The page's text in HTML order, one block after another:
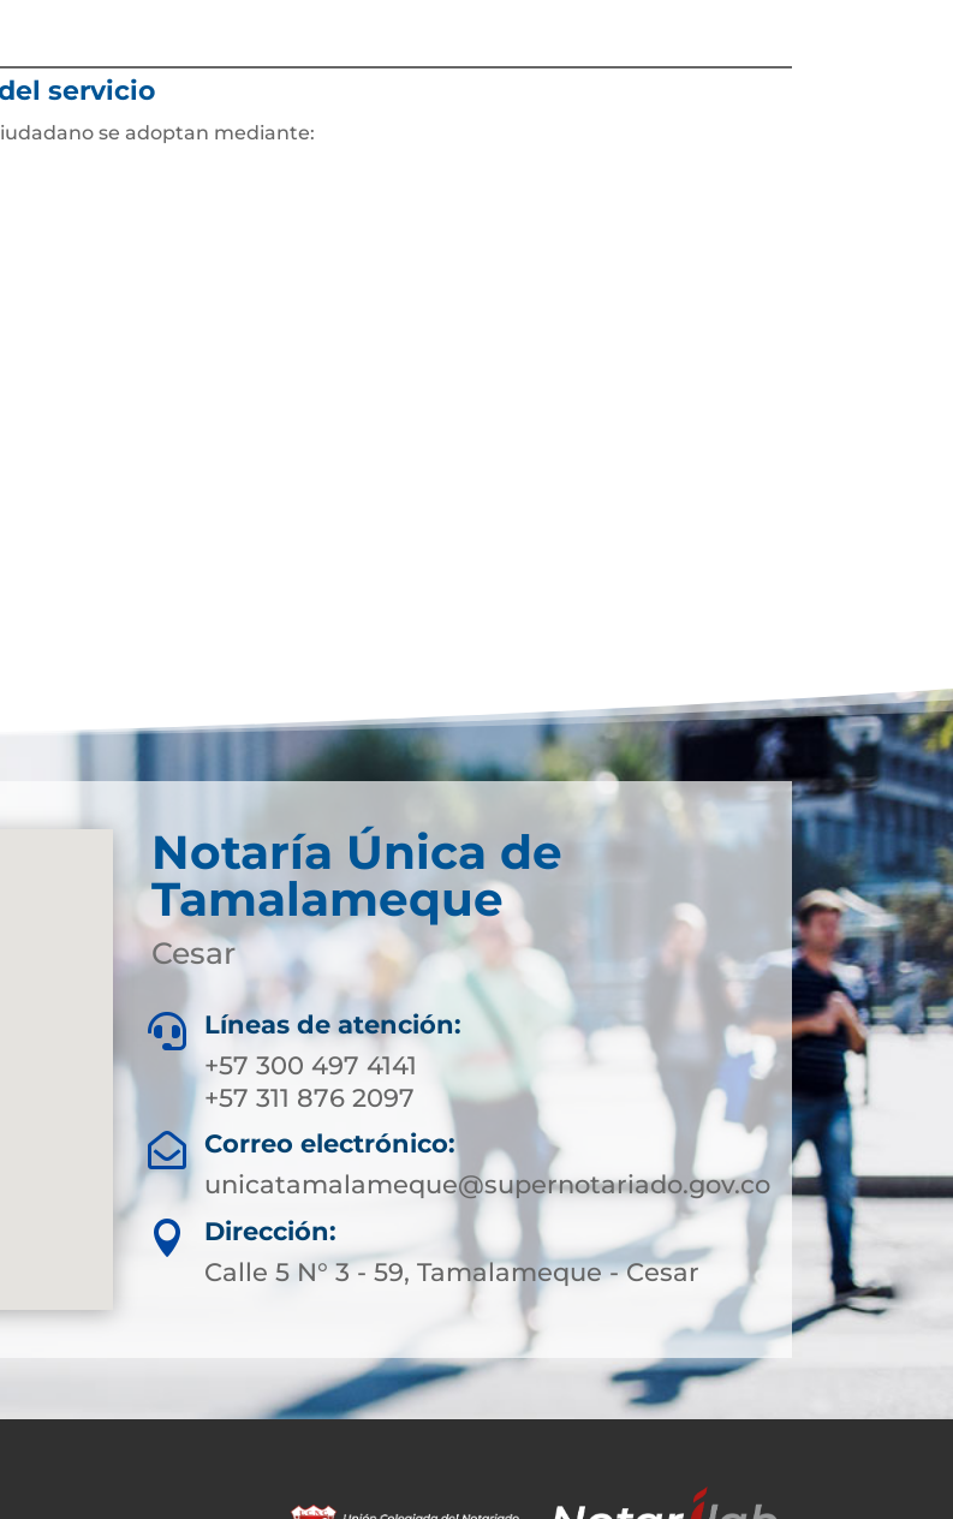
servicio
se adoptan mediante:
Notaría Única de
Tamalameque
Cesar

Líneas de atención:
+57 300 497 4141
+57 311 876 2097

Correo electrónico:
unicatamalameque@supernotariado.gov.co

Dirección:
Calle 5 N° 3 - 59, Tamalameque - Cesar